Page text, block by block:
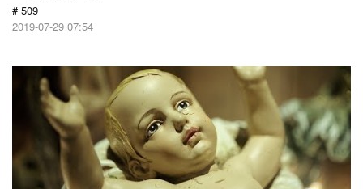
# 509
2019-07-29 07:54